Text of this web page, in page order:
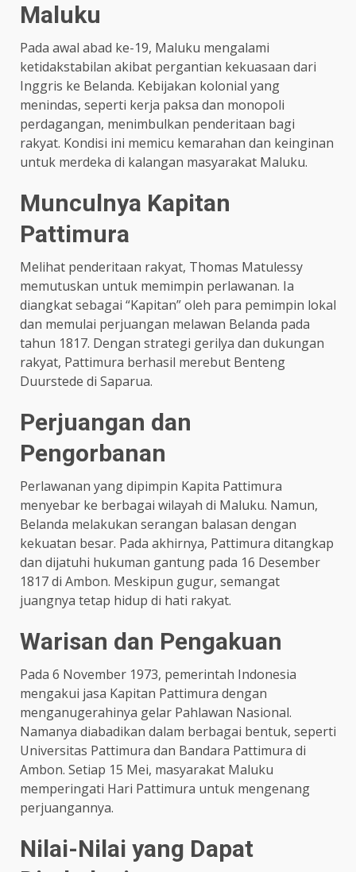
Maluku
Pada awal abad ke-19, Maluku mengalami
ketidakstabilan akibat pergantian kekuasaan dari
Inggris ke Belanda. Kebijakan kolonial yang
menindas, seperti kerja paksa dan monopoli
perdagangan, menimbulkan penderitaan bagi
rakyat. Kondisi ini memicu kemarahan dan keinginan
untuk merdeka di kalangan masyarakat Maluku.​
Munculnya Kapitan
Pattimura
Melihat penderitaan rakyat, Thomas Matulessy
memutuskan untuk memimpin perlawanan. Ia
diangkat sebagai “Kapitan” oleh para pemimpin lokal
dan memulai perjuangan melawan Belanda pada
tahun 1817. Dengan strategi gerilya dan dukungan
rakyat, Pattimura berhasil merebut Benteng
Duurstede di Saparua.​
Perjuangan dan
Pengorbanan
Perlawanan yang dipimpin Kapita Pattimura
menyebar ke berbagai wilayah di Maluku. Namun,
Belanda melakukan serangan balasan dengan
kekuatan besar. Pada akhirnya, Pattimura ditangkap
dan dijatuhi hukuman gantung pada 16 Desember
1817 di Ambon. Meskipun gugur, semangat
juangnya tetap hidup di hati rakyat.​
Warisan dan Pengakuan
Pada 6 November 1973, pemerintah Indonesia
mengakui jasa Kapitan Pattimura dengan
menganugerahinya gelar Pahlawan Nasional.
Namanya diabadikan dalam berbagai bentuk, seperti
Universitas Pattimura dan Bandara Pattimura di
Ambon. Setiap 15 Mei, masyarakat Maluku
memperingati Hari Pattimura untuk mengenang
perjuangannya.​
Nilai-Nilai yang Dapat